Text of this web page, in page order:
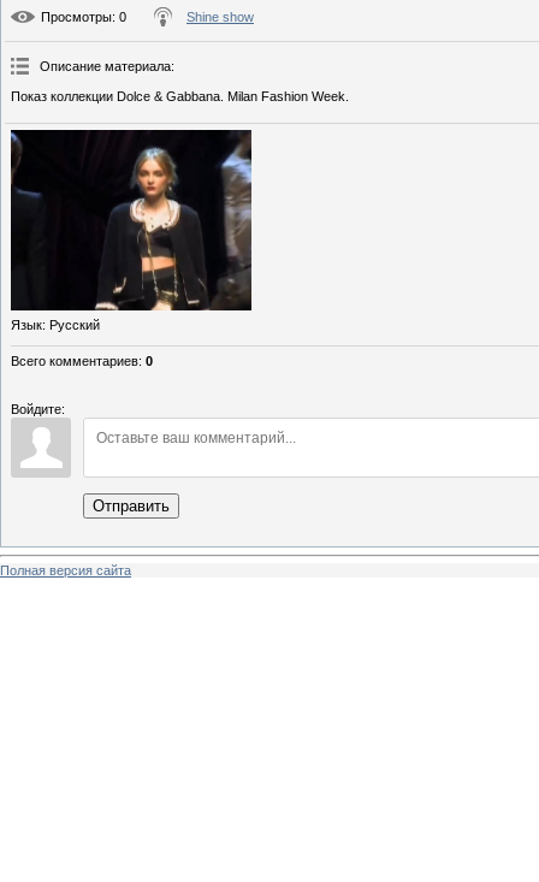
Просмотры: 0 Shine show
Описание материала:
Показ коллекции Dolce & Gabbana. Milan Fashion Week.
Язык: Русский
Всего комментариев: 0
Войдите:
Отправить
Полная версия сайта